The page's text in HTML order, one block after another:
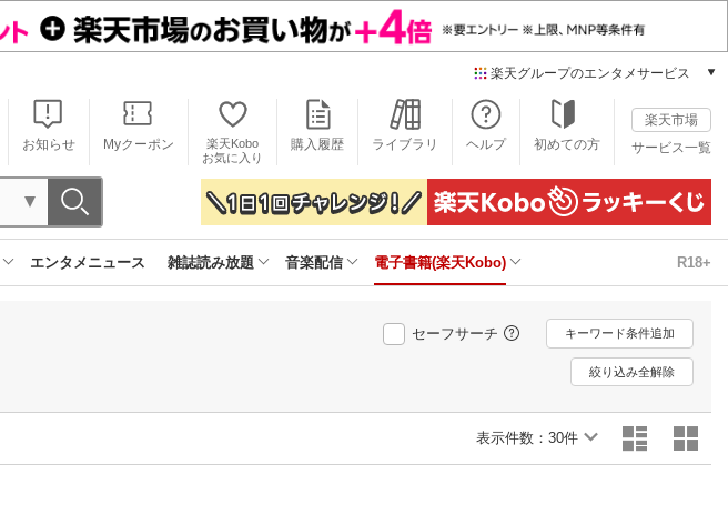
楽天グループのエンタメサービス
本/ゲーム/CD/DVD
楽天ブックス
電子書籍
楽天Kobo
雑誌読み放題
楽天ミュージック
動画配信
楽天TV
動画配信ガイド
Rチャンネル
お知らせ Myクーポン
楽天Kobo
お気に入り
購入履歴 ライブラリ ヘルプ 初めての方
楽天市場
サービス一覧
エンタメニュース 雑誌読み放題 音楽配信 電子書籍(楽天Kobo) R18+
セーフサーチ キーワード条件追加
絞り込み全解除
表示件数： 30件